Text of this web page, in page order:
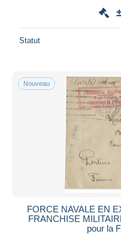
Statut
Nouveau
FORCE NAVALE EN
FRANCHISE
pour la